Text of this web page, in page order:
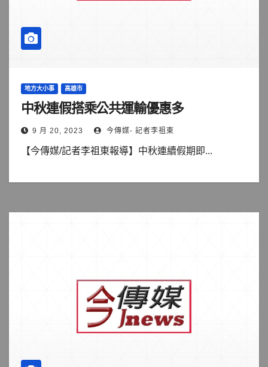
地方大小事 高雄市
中秋連假搭乘公共運輸優惠多
9 月 20, 2023 今傳媒- 記者李祖東
【今傳媒/記者李祖東報導】中秋連續假期即...